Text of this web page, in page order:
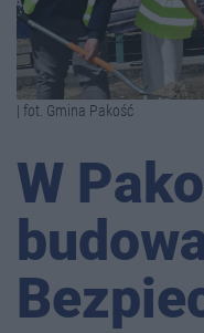
| fot. Gmina Pakość
W